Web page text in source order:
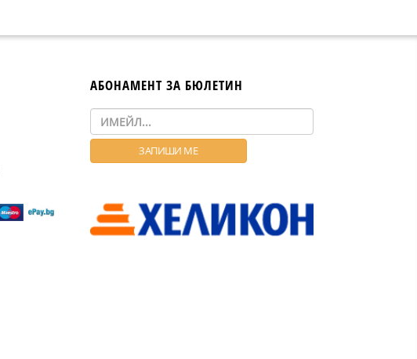
АБОНАМЕНТ ЗА БЮЛЕТИН